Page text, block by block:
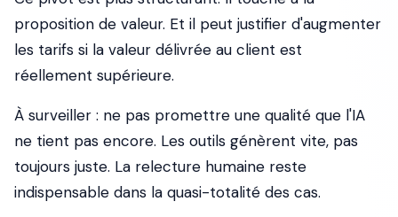
proposition de valeur. Et il peut justifier d'augmenter
les tarifs si la valeur délivrée au client est
réellement supérieure.
À surveiller : ne pas promettre une qualité que l'IA
ne tient pas encore. Les outils génèrent vite, pas
toujours juste. La relecture humaine reste
indispensable dans la quasi-totalité des cas.